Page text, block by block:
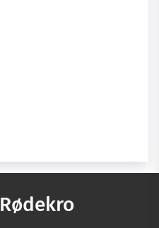
Rødekro